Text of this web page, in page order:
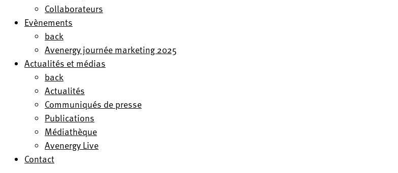
Collaborateurs
Evènements
back
Avenergy journée marketing 2025
Actualités et médias
back
Actualités
Communiqués de presse
Publications
Médiathèque
Avenergy Live
Contact